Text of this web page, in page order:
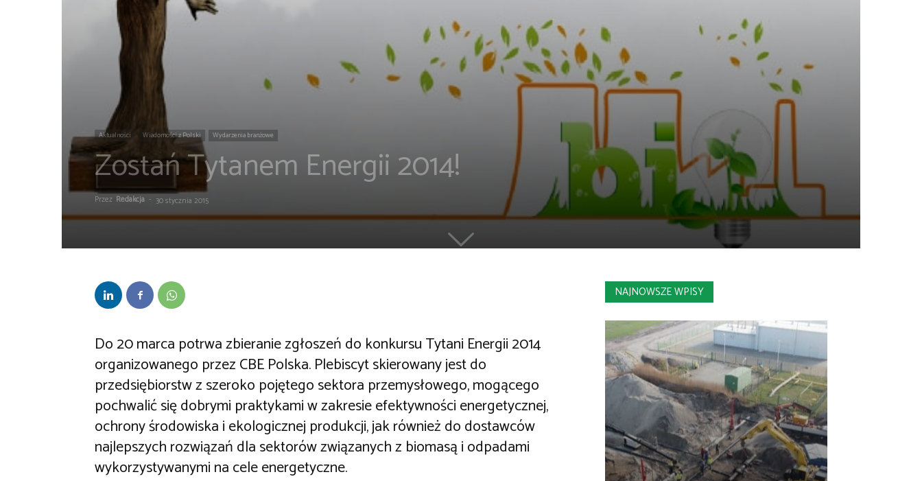
Aktualności Wiadomości z Polski Wydarzenia branżowe
Zostań Tytanem Energii 2014!
Przez Redakcja - 30 stycznia 2015
Do 20 marca potrwa zbieranie zgłoszeń do konkursu Tytani Energii 2014
organizowanego przez CBE Polska. Plebiscyt skierowany jest do
przedsiębiorstw z szeroko pojętego sektora przemysłowego, mogącego
pochwalić się dobrymi praktykami w zakresie efektywności energetycznej,
ochrony środowiska i ekologicznej produkcji, jak również do dostawców
najlepszych rozwiązań dla sektorów związanych z biomasą i odpadami
wykorzystywanymi na cele energetyczne.
NAJNOWSZE WPISY